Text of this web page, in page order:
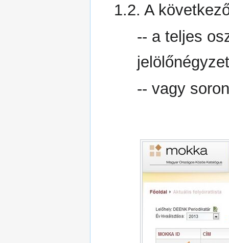
1.2. A
-- a teljes
-- vagy